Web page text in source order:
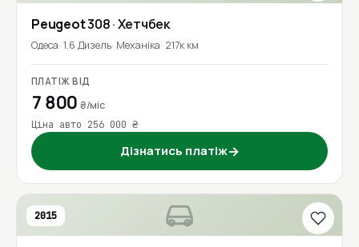
Peugeot308· Хетчбек
Одеса 1.6 Дизель Механіка 217к км
ПЛАТІЖ ВІД
7 800₴/міс
Ціна авто 256 000 ₴
Дізнатись платіж→
2015